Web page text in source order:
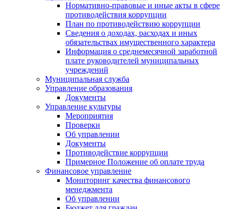
Нормативно-правовые и иные акты в сфере
противодействия коррупции
План по противодействию коррупции
Сведения о доходах, расходах и иных
обязательствах имущественного характера
Информация о среднемесячной заработной
плате руководителей муниципальных
учреждений
Муниципальная служба
Управление образования
Документы
Управление культуры
Мероприятия
Проверки
Об управлении
Документы
Противодействие коррупции
Примерное Положение об оплате труда
Финансовое управление
Мониторинг качества финансового
менеджмента
Об управлении